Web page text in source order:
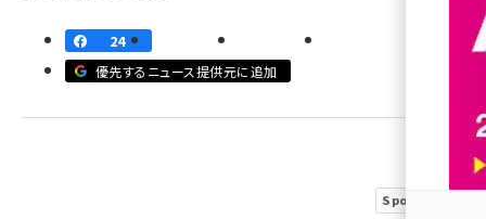
ビィ・フォアード (773)
revico (740)
24
優先するニュース提供元に追加
Sponsored